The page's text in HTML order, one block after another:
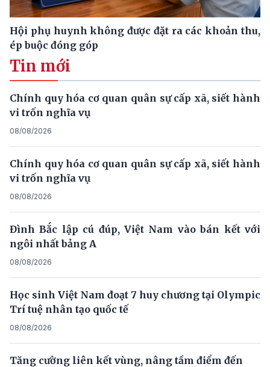
Hội phụ huynh không được đặt ra các khoản thu,
ép buộc đóng góp
Tin mới
Chính quy hóa cơ quan quân sự cấp xã, siết hành
vi trốn nghĩa vụ
08/08/2026
Chính quy hóa cơ quan quân sự cấp xã, siết hành
vi trốn nghĩa vụ
08/08/2026
Đình Bắc lập cú đúp, Việt Nam vào bán kết với
ngôi nhất bảng A
08/08/2026
Học sinh Việt Nam đoạt 7 huy chương tại Olympic
Trí tuệ nhân tạo quốc tế
08/08/2026
Tăng cường liên kết vùng, nâng tầm điểm đến